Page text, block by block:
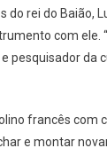
rei do Baião,
com ele.
pesquisador da
francês com
e montar